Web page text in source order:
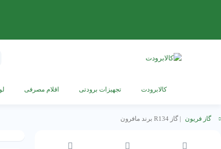
کالابرودت تجهیزات برودتی اقلام مصرفی
گاز فریون گاز R134 برند مافرون